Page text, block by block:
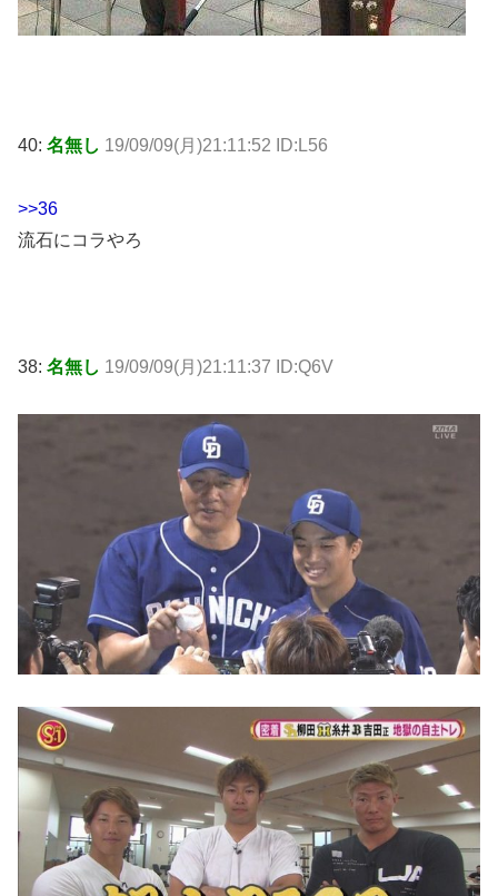
40: 名無し 19/09/09(月)21:11:52 ID:L56
>>36
流石にコラやろ
38: 名無し 19/09/09(月)21:11:37 ID:Q6V